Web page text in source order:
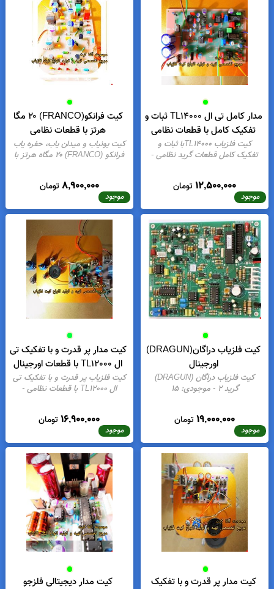
- موجودی:41
600,000تومان
تفکیک کامل قطعات اورجینال
موجودی:15
13,500,000تومان
مدار کامل تی ال TL14000 ثبات و
تفکیک کامل با قطعات نظامی
کیت فلزیاب TL14000با ثبات و
تفکیک کامل قطعات گرید نظامی-
موجودی:14
12,500,000تومان
موجود
کیت فرانکو(FRANCO) ۲۰ مگا
هرتز با قطعات نظامی
کیت یونیاب و میدان یاب، حفره یاب
فرانکو (FRANCO) ۲۰ مگاه هرتز با
قطعات نظامی- موجودی:17
8,900,000تومان
موجود
اورجینال
کیت فلزیاب دراگان (DRAGUN)
گرید 2 - موجودی:15
19,000,000تومان
کیت مدار پر قدرت و با تفکیک تی
کیت فلزیاب پر قدرت و با تفکیک تی
ال TL12000 با قطعات نظامی
موجودی:4
16,900,000تومان
موجود